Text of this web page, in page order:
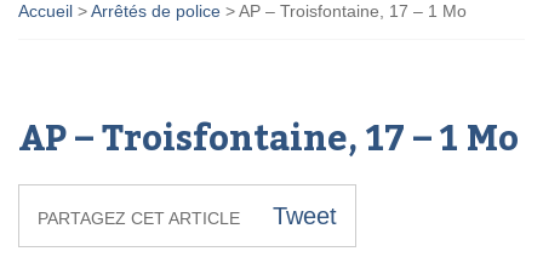
Accueil >Arrêtés de police >AP – Troisfontaine, 17 – 1 Mo
AP – Troisfontaine, 17 – 1 Mo
PARTAGEZ CET ARTICLE Tweet